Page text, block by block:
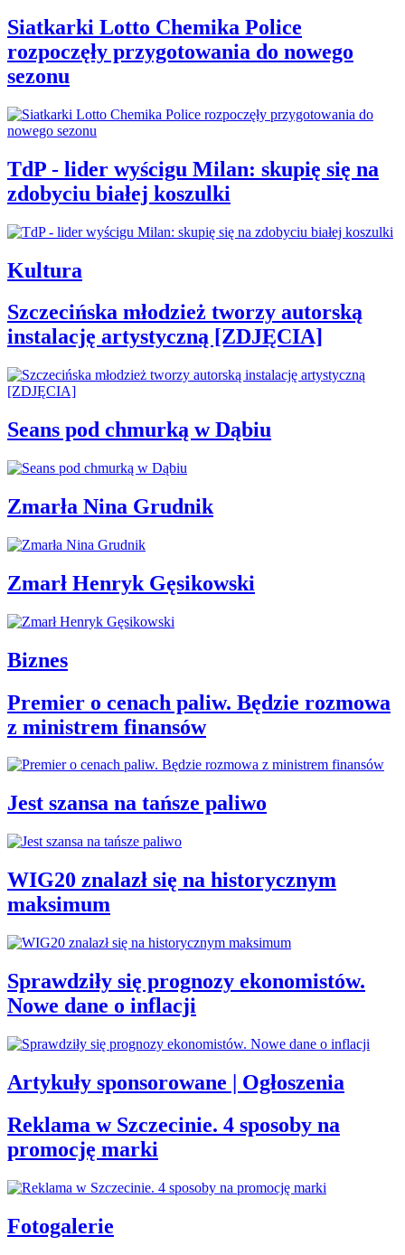
Siatkarki Lotto Chemika Police
rozpoczęły przygotowania do nowego
sezonu
TdP - lider wyścigu Milan: skupię się na
zdobyciu białej koszulki
Kultura
Szczecińska młodzież tworzy autorską
instalację artystyczną [ZDJĘCIA]
Seans pod chmurką w Dąbiu
Zmarła Nina Grudnik
Zmarł Henryk Gęsikowski
Biznes
Premier o cenach paliw. Będzie rozmowa
z ministrem finansów
Jest szansa na tańsze paliwo
WIG20 znalazł się na historycznym
maksimum
Sprawdziły się prognozy ekonomistów.
Nowe dane o inflacji
Artykuły sponsorowane | Ogłoszenia
Reklama w Szczecinie. 4 sposoby na
promocję marki
Fotogalerie